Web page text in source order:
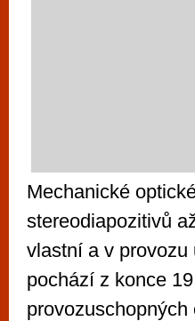
Mechanické
stereodiapozitivů
vlastní a v provozu
pochází z konce